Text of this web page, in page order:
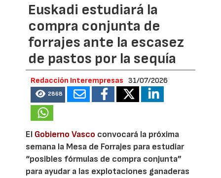
Euskadi estudiará la
compra conjunta de
forrajes ante la escasez
de pastos por la sequía
Redacción Interempresas 31/07/2026
2868
El Gobierno Vasco convocará la próxima
semana la Mesa de Forrajes para estudiar
“posibles fórmulas de compra conjunta”
para ayudar a las explotaciones ganaderas